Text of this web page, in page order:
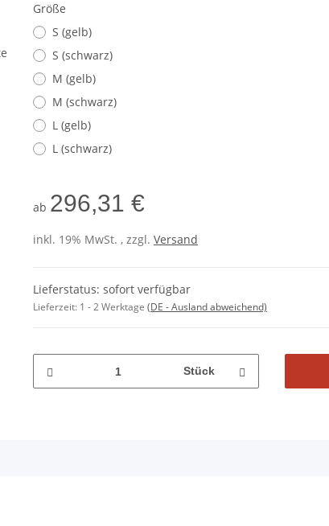
Größe
S (gelb)
S (schwarz)
M (gelb)
M (schwarz)
L (gelb)
L (schwarz)
ab 296,31 €
inkl. 19% MwSt. , zzgl. Versand
Lieferstatus: sofort verfügbar
Lieferzeit: 1 - 2 Werktage (DE - Ausland abweichend)
Stück